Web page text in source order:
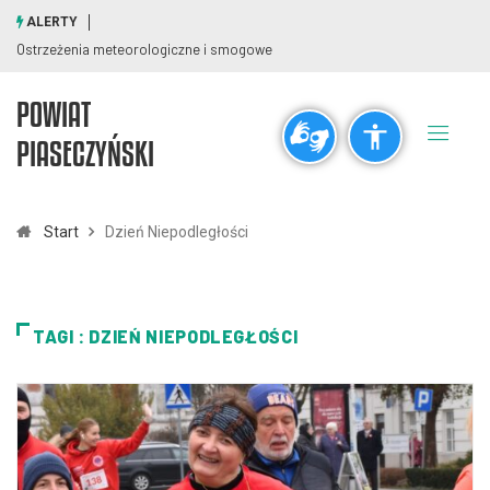
visibility_off title
Pomniejsz
Czcionki
remove_circle_outline add_circle_outline
ALERTY
Ostrzeżenia meteorologiczne i smogowe
POWIAT
PIASECZYŃSKI
Start Dzień Niepodległości
TAGI : DZIEŃ NIEPODLEGŁOŚCI